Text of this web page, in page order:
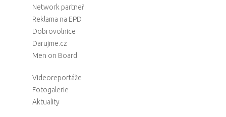
Network partneři
Reklama na EPD
Dobrovolnice
Darujme.cz
Men on Board
Videoreportáže
Fotogalerie
Aktuality